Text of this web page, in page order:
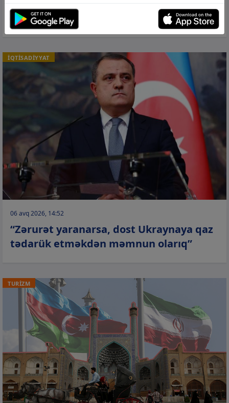
binalarının vəziyyəti yoxlanılır
İQTİSADİYYAT
06 avq 2026, 14:52
“Zərurət yaranarsa, dost Ukraynaya qaz
tədarük etməkdən məmnun olarıq”
TURİZM